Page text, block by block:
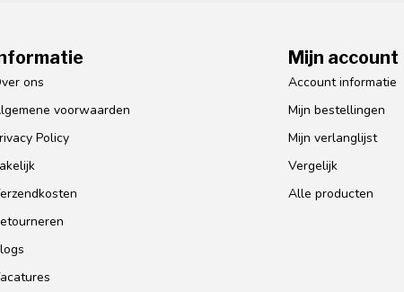
ons
voorwaarden
Policy
Mijn account
Account informatie
Mijn bestellingen
Mijn verlanglijst
Vergelijk
Alle producten